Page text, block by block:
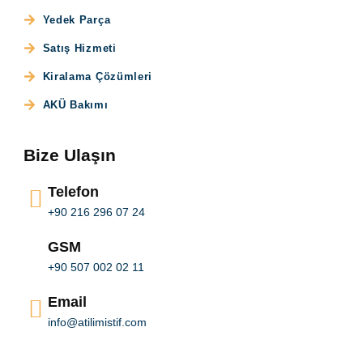
Yedek Parça
Satış Hizmeti
Kiralama Çözümleri
AKÜ Bakımı
Bize Ulaşın
Telefon
+90 216 296 07 24
GSM
+90 507 002 02 11
Email
info@atilimistif.com